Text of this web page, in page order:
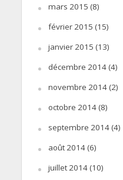
mars 2015 (8)
février 2015 (15)
janvier 2015 (13)
décembre 2014(4)
novembre 2014(2)
octobre 2014(8)
septembre 2014(4)
août 2014(6)
juillet 2014(10)